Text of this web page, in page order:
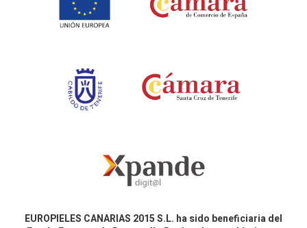
EUROPIELES CANARIAS 2015 S.L. ha sido beneficiaria del